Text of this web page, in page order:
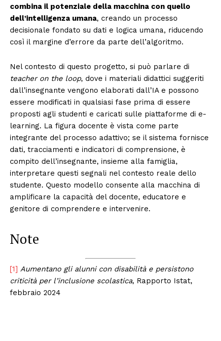
combina il potenziale della macchina con quello
dell’intelligenza umana, creando un processo
decisionale fondato su dati e logica umana, riducendo
così il margine d’errore da parte dell’algoritmo.
Nel contesto di questo progetto, si può parlare di
teacher on the loop, dove i materiali didattici suggeriti
dall’insegnante vengono elaborati dall’IA e possono
essere modificati in qualsiasi fase prima di essere
proposti agli studenti e caricati sulle piattaforme di e-
learning. La figura docente è vista come parte
integrante del processo adattivo; se il sistema fornisce
dati, tracciamenti e indicatori di comprensione, è
compito dell’insegnante, insieme alla famiglia,
interpretare questi segnali nel contesto reale dello
studente. Questo modello consente alla macchina di
amplificare la capacità del docente, educatore e
genitore di comprendere e intervenire.
Note
[1] Aumentano gli alunni con disabilità e persistono
criticità per l’inclusione scolastica, Rapporto Istat,
febbraio 2024